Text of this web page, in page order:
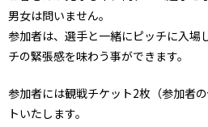
男女は問いません。
参加者は、選手と一緒にピッチに入場
チの緊張感を味わう事ができます。
参加者には観戦チケット2枚（参加者
トいたします。